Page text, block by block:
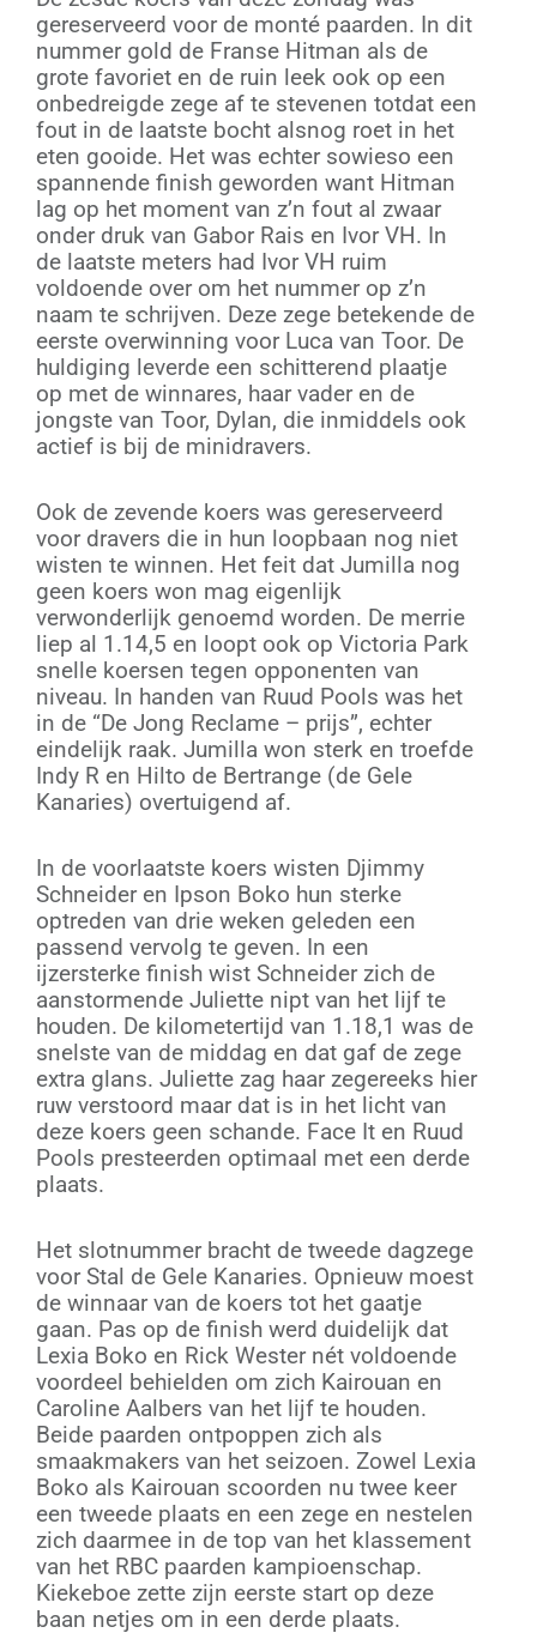
gereserveerd voor de monté paarden. In dit
nummer gold de Franse Hitman als de
grote favoriet en de ruin leek ook op een
onbedreigde zege af te stevenen totdat een
fout in de laatste bocht alsnog roet in het
eten gooide. Het was echter sowieso een
spannende finish geworden want Hitman
lag op het moment van z’n fout al zwaar
onder druk van Gabor Rais en Ivor VH. In
de laatste meters had Ivor VH ruim
voldoende over om het nummer op z’n
naam te schrijven. Deze zege betekende de
eerste overwinning voor Luca van Toor. De
huldiging leverde een schitterend plaatje
op met de winnares, haar vader en de
jongste van Toor, Dylan, die inmiddels ook
actief is bij de minidravers.
Ook de zevende koers was gereserveerd
voor dravers die in hun loopbaan nog niet
wisten te winnen. Het feit dat Jumilla nog
geen koers won mag eigenlijk
verwonderlijk genoemd worden. De merrie
liep al 1.14,5 en loopt ook op Victoria Park
snelle koersen tegen opponenten van
niveau. In handen van Ruud Pools was het
in de “De Jong Reclame – prijs”, echter
eindelijk raak. Jumilla won sterk en troefde
Indy R en Hilto de Bertrange (de Gele
Kanaries) overtuigend af.
In de voorlaatste koers wisten Djimmy
Schneider en Ipson Boko hun sterke
optreden van drie weken geleden een
passend vervolg te geven. In een
ijzersterke finish wist Schneider zich de
aanstormende Juliette nipt van het lijf te
houden. De kilometertijd van 1.18,1 was de
snelste van de middag en dat gaf de zege
extra glans. Juliette zag haar zegereeks hier
ruw verstoord maar dat is in het licht van
deze koers geen schande. Face It en Ruud
Pools presteerden optimaal met een derde
plaats.
Het slotnummer bracht de tweede dagzege
voor Stal de Gele Kanaries. Opnieuw moest
de winnaar van de koers tot het gaatje
gaan. Pas op de finish werd duidelijk dat
Lexia Boko en Rick Wester nét voldoende
voordeel behielden om zich Kairouan en
Caroline Aalbers van het lijf te houden.
Beide paarden ontpoppen zich als
smaakmakers van het seizoen. Zowel Lexia
Boko als Kairouan scoorden nu twee keer
een tweede plaats en een zege en nestelen
zich daarmee in de top van het klassement
van het RBC paarden kampioenschap.
Kiekeboe zette zijn eerste start op deze
baan netjes om in een derde plaats.